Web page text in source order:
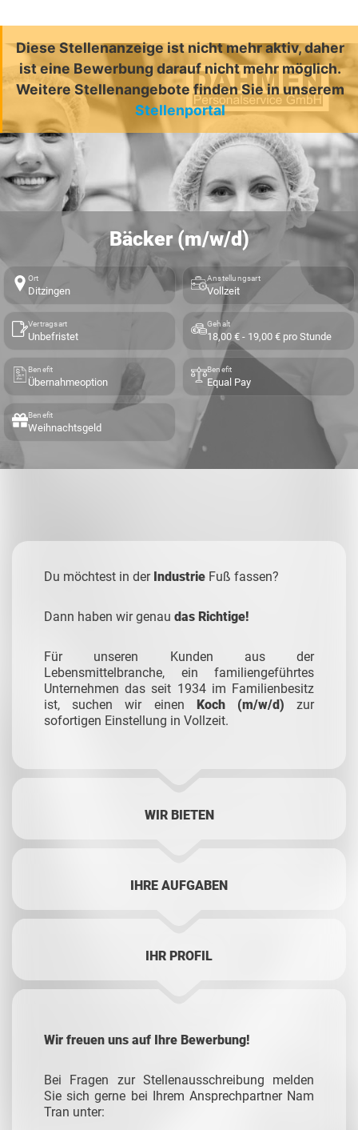
Diese Stellenanzeige ist nicht mehr aktiv, daher
ist eine Bewerbung darauf nicht mehr möglich.
Weitere Stellenangebote finden Sie in unserem
Stellenportal
Bäcker (m/w/d)
Ort
Ditzingen
Anstellungsart
Vollzeit
Vertragsart
Unbefristet
Gehalt
18,00 € - 19,00 € pro Stunde
Benefit
Übernahmeoption
Benefit
Equal Pay
Benefit
Weihnachtsgeld
Du möchtest in der Industrie Fuß fassen?
Dann haben wir genau das Richtige!
Für unseren Kunden aus der
Lebensmittelbranche, ein familiengeführtes
Unternehmen das seit 1934 im Familienbesitz
ist, suchen wir einen Koch (m/w/d) zur
sofortigen Einstellung in Vollzeit.
WIR BIETEN
IHRE AUFGABEN
IHR PROFIL
Wir freuen uns auf Ihre Bewerbung!
Bei Fragen zur Stellenausschreibung melden
Sie sich gerne bei Ihrem Ansprechpartner Nam
Tran unter: